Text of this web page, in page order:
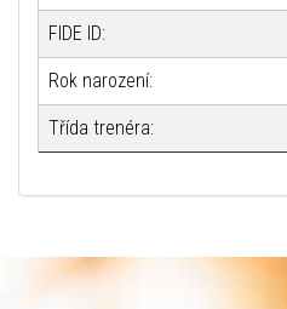
FIDE ID:
Rok narození:
Třída trenéra: